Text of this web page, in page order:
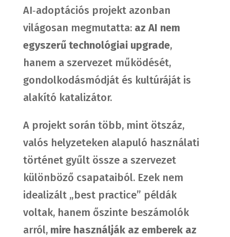
AI‑adoptációs projekt azonban
világosan megmutatta: az AI nem
egyszerű technológiai upgrade,
hanem a szervezet működését,
gondolkodásmódját és kultúráját is
alakító katalizátor.
A projekt során több, mint ötszáz,
valós helyzeteken alapuló használati
történet gyűlt össze a szervezet
különböző csapataiból. Ezek nem
idealizált „best practice” példák
voltak, hanem őszinte beszámolók
arról, mire használják az emberek az